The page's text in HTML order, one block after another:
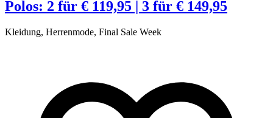
Polos: 2 für € 119,95 | 3 für € 149,95
Kleidung, Herrenmode, Final Sale Week